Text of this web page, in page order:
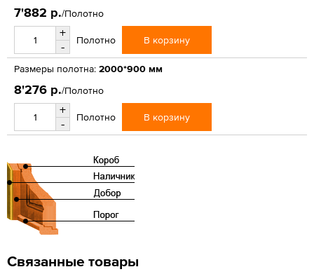
7'882 р./Полотно
+
-
Полотно В корзину
Размеры полотна: 2000*900 мм
8'276 р./Полотно
+
-
Полотно В корзину
Связанные товары